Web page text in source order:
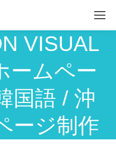
VISUAL
ームペー
国語 / 沖
ージ制作